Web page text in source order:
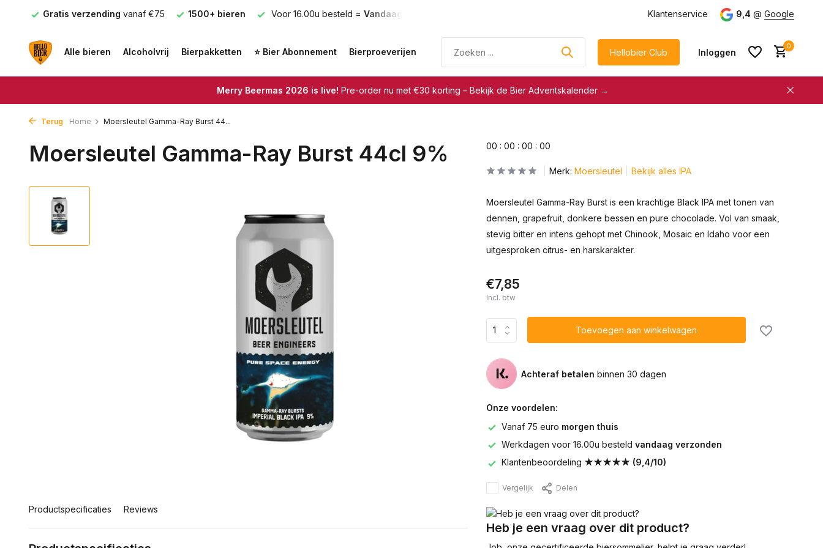
Gratis verzending vanaf €75 1500+ bieren Voor 16.00u besteld = Vandaag verzonden Klantenservice 9,4 @ Google
Alle bieren Alcoholvrij Bierpakketten ⭐ Bier Abonnement Bierproeverijen Hellobier Club Inloggen
spaar automatisch voor
spaar automatisch voor
korting
0
Merry Beermas 2026 is live! Pre-order nu met €30 korting – Bekijk de Bier Adventskalender →
Terug Home Moersleutel Gamma-Ray Burst 44...
Moersleutel Gamma-Ray Burst 44cl 9%
Productspecificaties Reviews
00 : 00 : 00 : 00
Merk: Moersleutel Bekijk alles IPA
Moersleutel Gamma-Ray Burst is een krachtige Black IPA met tonen van
dennen, grapefruit, donkere bessen en pure chocolade. Vol van smaak,
stevig bitter en intens gehopt met Chinook, Mosaic en Idaho voor een
uitgesproken citrus- en harskarakter.
€7,85
Incl. btw
Toevoegen aan winkelwagen
Achteraf betalen binnen 30 dagen
Onze voordelen:
Vanaf 75 euro morgen thuis
Werkdagen voor 16.00u besteld vandaag verzonden
Klantenbeoordeling ★★★★★ (9,4/10)
Vergelijk Delen
Heb je een vraag over dit product?